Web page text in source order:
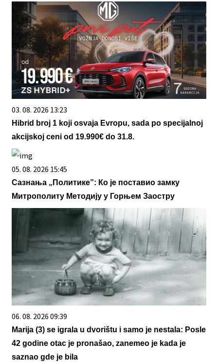
03. 08. 2026 13:23
Hibrid broj 1 koji osvaja Evropu, sada po specijalnoj
akcijskoj ceni od 19.990€ do 31.8.
05. 08. 2026 15:45
Сазнања „Политике”: Ко је поставио замку
Митрополиту Методију у Горњем Заостру
06. 08. 2026 09:39
Marija (3) se igrala u dvorištu i samo je nestala: Posle
42 godine otac je pronašao, zanemeo je kada je
saznao gde je bila